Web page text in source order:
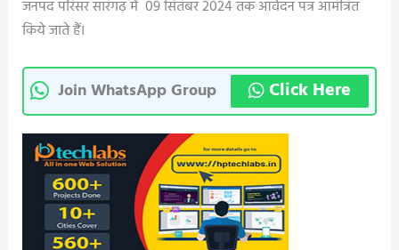
जनपद परिसर सारंगढ़ में 09 सितंबर 2024 तक आवेदन पत्र आमंत्रित
किये जाते हैं।
Join WhatsApp Group Click Here